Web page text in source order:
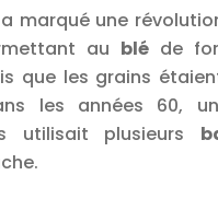
a marqué une
au blé de
que les grains
les années 60,
utilisait plusieurs